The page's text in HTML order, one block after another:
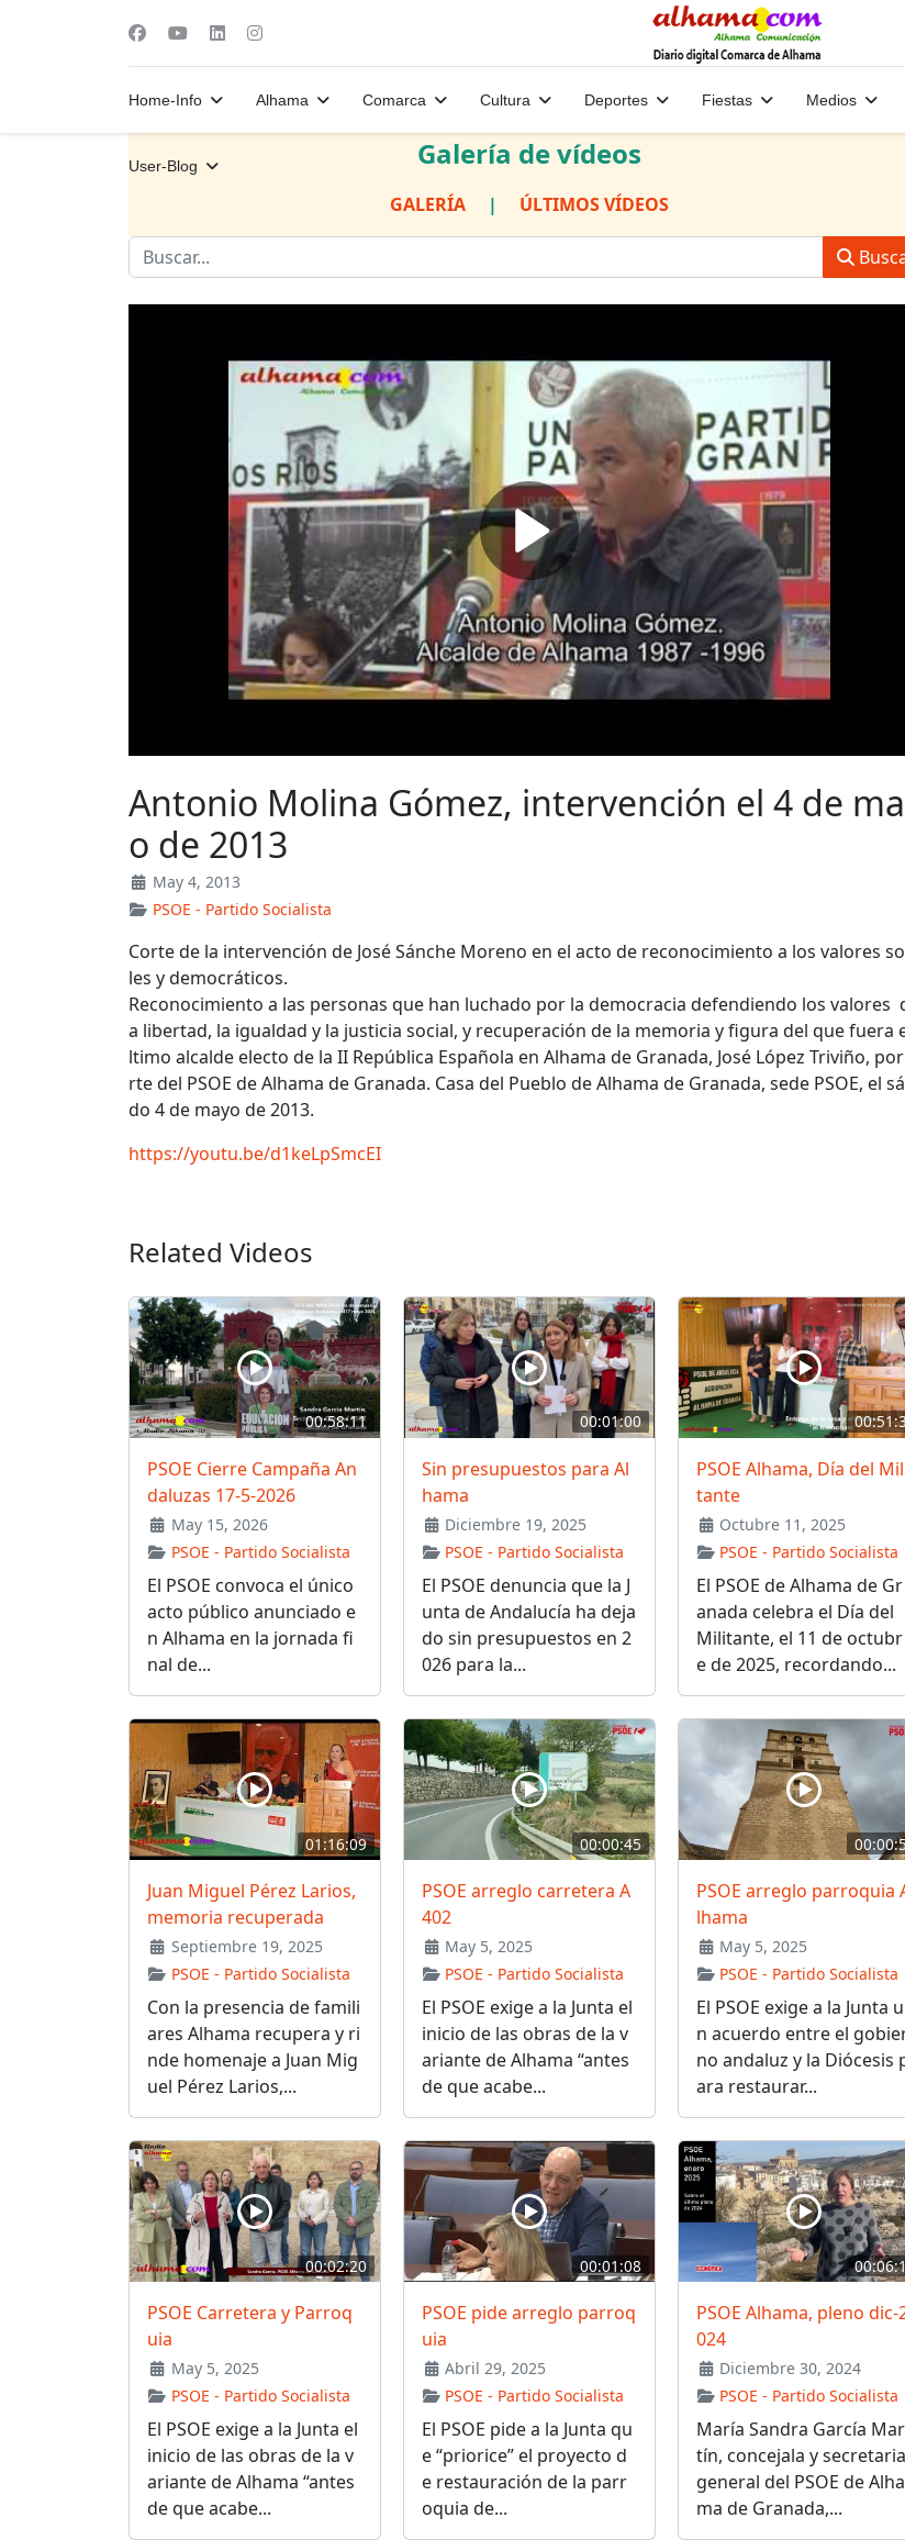
Home-Info Alhama Comarca Cultura Deportes Fiestas Medios
User-Blog Galería de vídeos
GALERÍA | ÚLTIMOS VÍDEOS
Antonio Molina Gómez, intervención el 4 de
o de 2013
May 4, 2013
PSOE - Partido Socialista
Corte de la intervención de José Sánche Moreno en el acto de reconocimiento a los valores
les y democráticos.
Reconocimiento a las personas que han luchado por la democracia defendiendo los valores
a libertad, la igualdad y la justicia social, y recuperación de la memoria y figura del que fuera
ltimo alcalde electo de la II República Española en Alhama de Granada, José López Triviño,
rte del PSOE de Alhama de Granada. Casa del Pueblo de Alhama de Granada, sede PSOE, el
do 4 de mayo de 2013.
https://youtu.be/d1keLpSmcEI
Related Videos
00:58:11
PSOE Cierre Campaña An
daluzas 17-5-2026
May 15, 2026
PSOE - Partido Socialista
El PSOE convoca el único
acto público anunciado e
n Alhama en la jornada fi
nal de...
00:01:00
Sin presupuestos para Al
hama
Diciembre 19, 2025
PSOE - Partido Socialista
El PSOE denuncia que la J
unta de Andalucía ha deja
do sin presupuestos en 2
026 para la...
PSOE Alhama, Día del
tante
Octubre 11, 2025
PSOE - Partido Socialista
El PSOE de Alhama de Gr
anada celebra el Día del
Militante, el 11 de octubr
e de 2025, recordando...
01:16:09
Juan Miguel Pérez Larios,
memoria recuperada
Septiembre 19, 2025
PSOE - Partido Socialista
Con la presencia de famili
ares Alhama recupera y ri
nde homenaje a Juan Mig
uel Pérez Larios,...
00:00:45
PSOE arreglo carretera A
402
May 5, 2025
PSOE - Partido Socialista
El PSOE exige a la Junta el
inicio de las obras de la v
ariante de Alhama “antes
de que acabe...
PSOE arreglo parroquia
lhama
May 5, 2025
PSOE - Partido Socialista
El PSOE exige a la Junta u
n acuerdo entre el
no andaluz y la Diócesis
ara restaurar...
00:02:20
PSOE Carretera y Parroq
uia
May 5, 2025
PSOE - Partido Socialista
El PSOE exige a la Junta el
inicio de las obras de la v
ariante de Alhama “antes
de que acabe...
00:01:08
PSOE pide arreglo parroq
uia
Abril 29, 2025
PSOE - Partido Socialista
El PSOE pide a la Junta qu
e “priorice” el proyecto d
e restauración de la parr
oquia de...
PSOE Alhama, pleno dic-
024
Diciembre 30, 2024
PSOE - Partido Socialista
María Sandra García Mar
tín, concejala y secretaria
general del PSOE de Alha
ma de Granada,...